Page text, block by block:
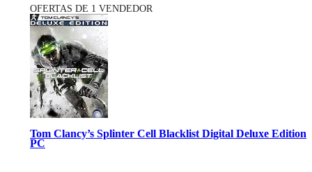
OFERTAS DE 1 VENDEDOR
Tom Clancy’s Splinter Cell Blacklist Digital Deluxe Edition
PC